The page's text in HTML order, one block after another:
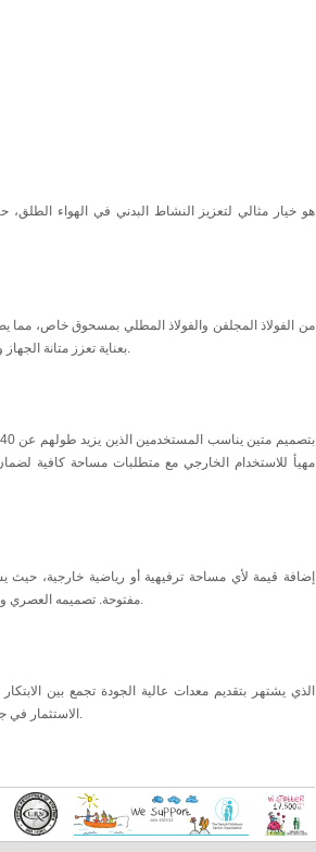
بعناية تعزز متانة الجهاز وتحافظ على مظهره الجمالي لفترة طويلة، مع توفير ثبات وأمان أثناء الاستخدام.
مهيأ للاستخدام الخارجي مع متطلبات مساحة كافية
مفتوحة. تصميمه العصري والمتين يجعله خيارًا مثاليًا لتلبية احتياجات مختلف الأعمار ضمن بيئة آمنة ومحفزة.
الاستثمار في جهاز يدوم طويلاً ويعزز من جودة الحياة من خلال النشاط البدني في الهواء الطلق.